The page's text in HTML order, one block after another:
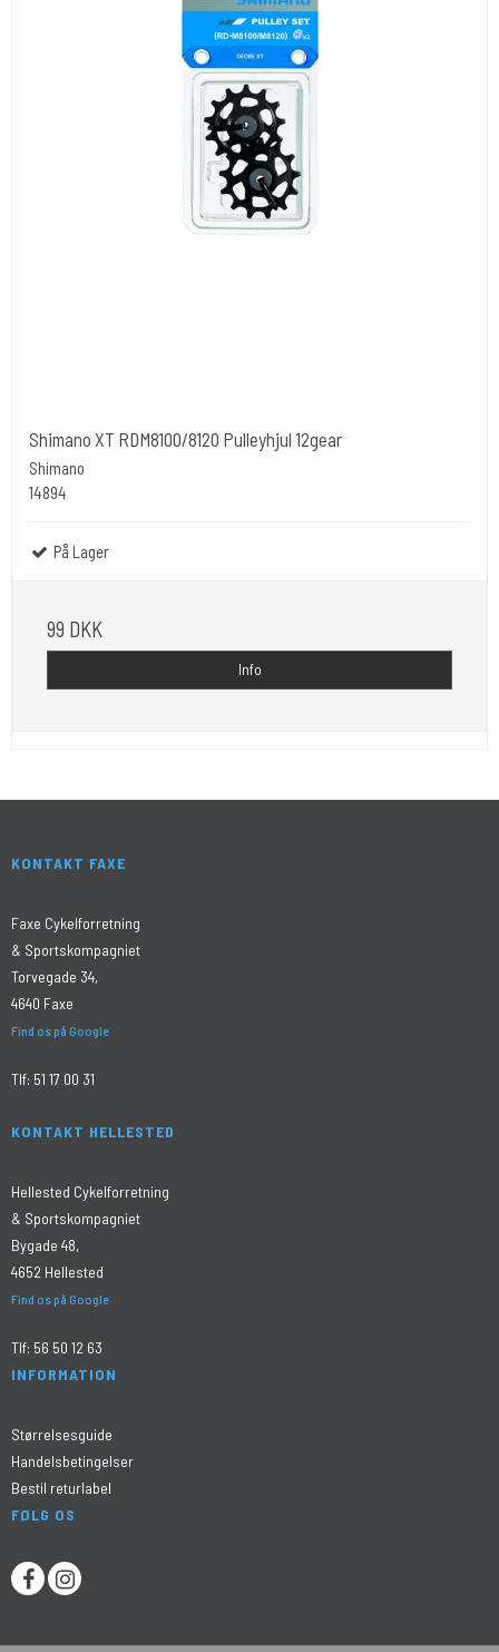
Shimano XT RDM8100/8120 Pulleyhjul 12gear
Shimano
14894
På Lager
99 DKK
Info
KONTAKT FAXE
Faxe Cykelforretning
& Sportskompagniet
Torvegade 34,
4640 Faxe
Find os på Google
Tlf: 51 17 00 31
KONTAKT HELLESTED
Hellested Cykelforretning
& Sportskompagniet
Bygade 48,
4652 Hellested
Find os på Google
Tlf: 56 50 12 63
INFORMATION
Størrelsesguide
Handelsbetingelser
Bestil returlabel
FØLG OS